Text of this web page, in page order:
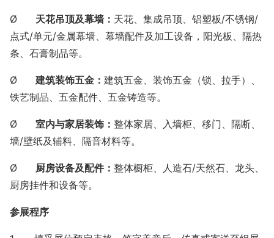
Ø 天花吊顶及幕墙： 天花、集成吊顶、铝塑板/不锈钢/
点式/单元/金属幕墙、幕墙配件及加工设备，阳光板、隔热
条、石膏制品等。
Ø 建筑装饰五金： 建筑五金、装饰五金（锁、拉手）、
铁艺制品、五金配件、五金铸造等。
Ø 室内与家居装饰： 整体家居、入墙柜、移门、隔断、
墙/壁纸及辅料、隔音材料等。
Ø 厨房设备及配件： 整体橱柜、人造石/天然石、龙头、
厨房挂件和设备等。
参展程序